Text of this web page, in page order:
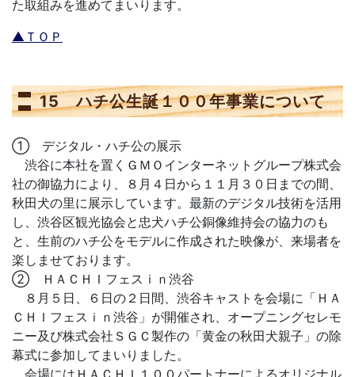
た取組みを進めてまいります。
▲ＴＯＰ
15 ハチ公生誕１００年事業について
① デジタル・ハチ公の展示
渋谷に本社を置くＧＭＯインターネットグループ株式会
社の御協力により、８月４日から１１月３０日までの間、
秋田犬の里に展示しています。最新のデジタル技術を活用
し、渋谷区観光協会と忠犬ハチ公銅像維持会の協力のも
と、生前のハチ公をモデルに作成された映像が、来場者を
楽しませております。
② ＨＡＣＨＩフェスｉｎ渋谷
８月５日、６日の２日間、渋谷キャストを会場に「ＨＡ
ＣＨＩフェスｉｎ渋谷」が開催され、オープニングセレモ
ニー及び株式会社ＳＧＣ製作の「黄金の秋田犬親子」の除
幕式に参加してまいりました。
会場にはＨＡＣＨＩ１００パートナーによるオリジナル